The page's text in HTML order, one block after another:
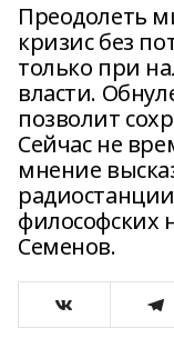
Преодолеть
кризис без
только при
власти.
позволит
Сейчас не
мнение
философских
Семенов.